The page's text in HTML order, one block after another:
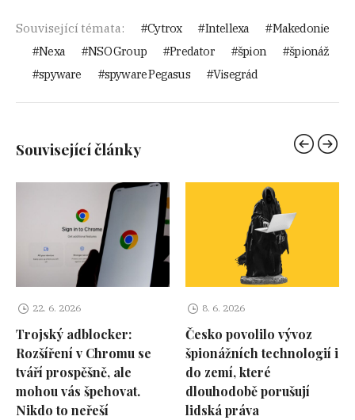
Související témata: Cytrox Intellexa
Makedonie
Nexa
NSO Group Predator špion
špionáž
spyware
spyware Pegasus Visegrád
Související články
22. 6. 2026
Trojský adblocker:
Rozšíření v Chromu se
tváří prospěšně, ale
mohou vás špehovat.
Nikdo to neřeší
8. 6. 2026
Česko povolilo vývoz
špionážních technologií i
do zemí, které
dlouhodobě porušují
lidská práva